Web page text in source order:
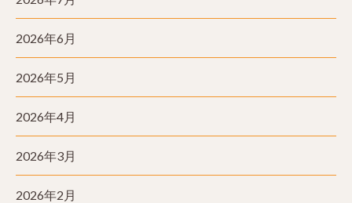
2026年6月
2026年5月
2026年4月
2026年3月
2026年2月